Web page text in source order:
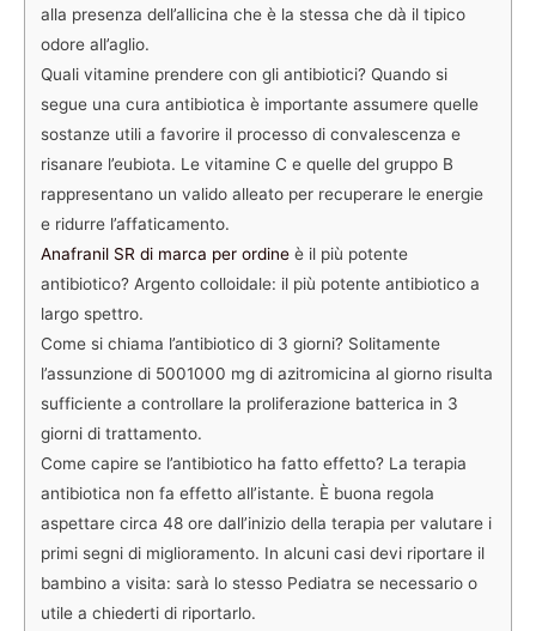
alla presenza dell’allicina che è la stessa che dà il tipico
odore all’aglio.
Quali vitamine prendere con gli antibiotici? Quando si
segue una cura antibiotica è importante assumere quelle
sostanze utili a favorire il processo di convalescenza e
risanare l’eubiota. Le vitamine C e quelle del gruppo B
rappresentano un valido alleato per recuperare le energie
e ridurre l’affaticamento.
Anafranil SR di marca per ordine è il più potente
antibiotico? Argento colloidale: il più potente antibiotico a
largo spettro.
Come si chiama l’antibiotico di 3 giorni? Solitamente
l’assunzione di 5001000 mg di azitromicina al giorno risulta
sufficiente a controllare la proliferazione batterica in 3
giorni di trattamento.
Come capire se l’antibiotico ha fatto effetto? La terapia
antibiotica non fa effetto all’istante. È buona regola
aspettare circa 48 ore dall’inizio della terapia per valutare i
primi segni di miglioramento. In alcuni casi devi riportare il
bambino a visita: sarà lo stesso Pediatra se necessario o
utile a chiederti di riportarlo.